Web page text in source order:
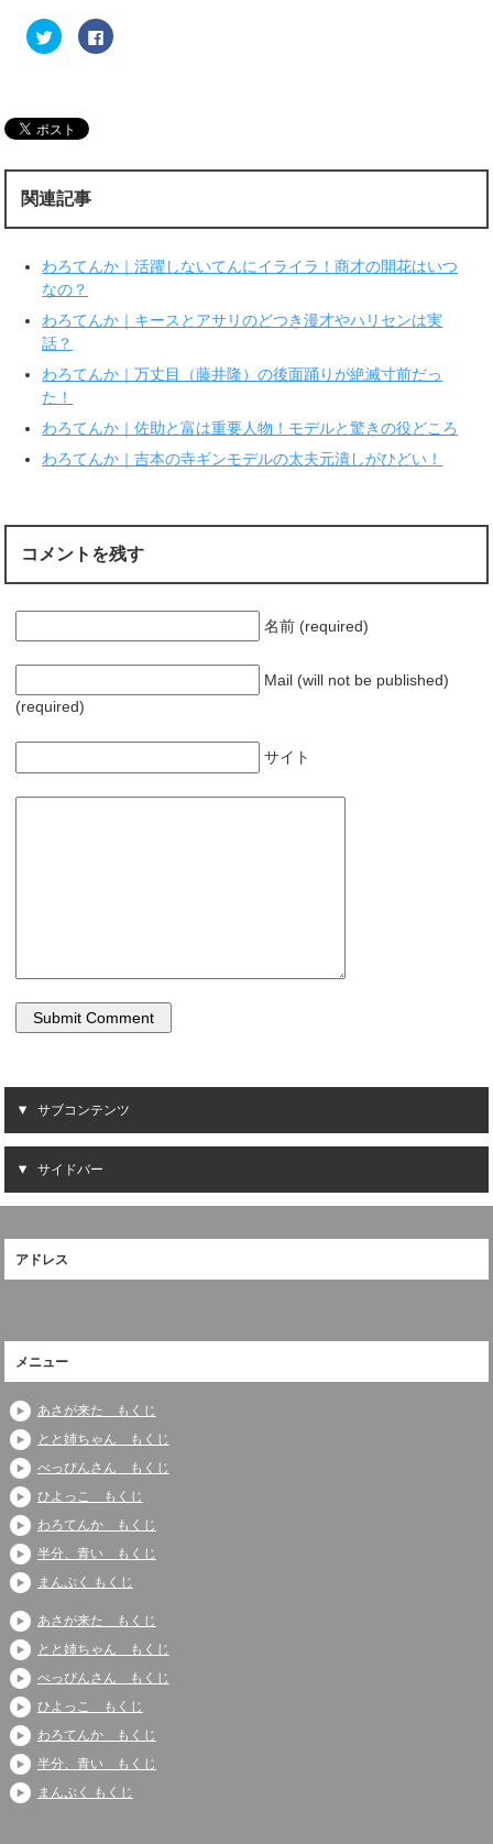
ク
リ
w
i
e
r
で
有
新
し
い
ウ
ン
ド
ウ
開
き
ま
)
F
a
す
ク
ッ
ク
だ
新
ィ
ン
ド
ウ
ま
)
関連記事
わろてんか｜活躍しないてんにイライラ！商才の開花はいつ
なの？
わろてんか｜キースとアサリのどつき漫才やハリセンは実
話？
わろてんか｜万丈目（藤井隆）の後面踊りが絶滅寸前だっ
た！
わろてんか｜佐助と富は重要人物！モデルと驚きの役どころ
わろてんか｜吉本の寺ギンモデルの太夫元潰しがひどい！
コメントを残す
名前 (required)
Mail (will not be published)
(required)
サイト
サブコンテンツ
サイドバー
アドレス
メニュー
あさが来た もくじ
とと姉ちゃん もくじ
べっぴんさん もくじ
ひよっこ もくじ
わろてんか もくじ
半分、青い もくじ
まんぷく もくじ
あさが来た もくじ
とと姉ちゃん もくじ
べっぴんさん もくじ
ひよっこ もくじ
わろてんか もくじ
半分、青い もくじ
まんぷく もくじ